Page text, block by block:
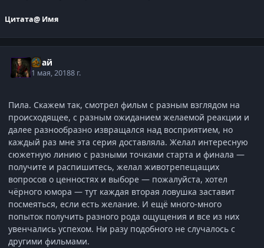
Цитата@ Имя
Слай
1 мая, 20188 г.
Пила. Скажем так, смотрел фильм с разным взглядом на
происходящее, с разным ожиданием желаемой реакции и
далее разнообразно извращался над восприятием, но
каждый раз мне эта серия доставляла. Желал интересную
сюжетную линию с разными точками старта и финала —
получите и распишитесь, желал животрепещащих
вопросов о ценностях и выборе — пожалуйста, хотел
чёрного юмора — тут каждая вторая ловушка заставит
посмеяться, если есть желание. И ещё много-много
попыток получить разного рода ощущения и все из них
увенчались успехом. Ни разу подобного не случалось с
другими фильмами.